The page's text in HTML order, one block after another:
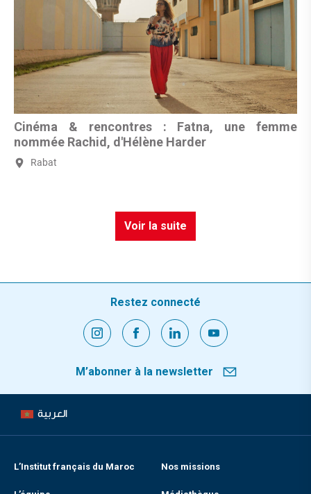
Cinéma & rencontres : Fatna, une femme
nommée Rachid, d'Hélène Harder
Rabat
Voir la suite
Restez connecté
M’abonner à la newsletter
العربية
L’Institut français du Maroc Nos missions